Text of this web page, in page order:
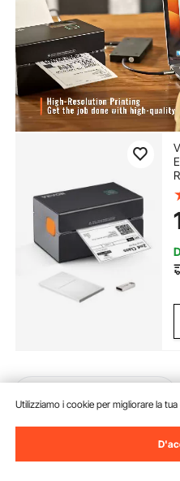
Potrebbe piacerti
Utilizziamo i cookie per migliorare la tua